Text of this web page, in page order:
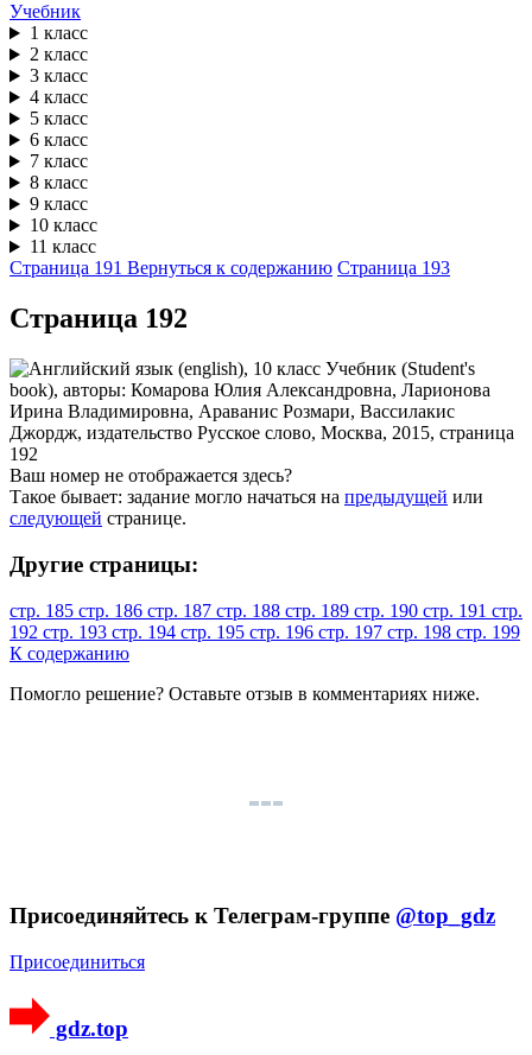
Учебник
1 класс
2 класс
3 класс
4 класс
5 класс
6 класс
7 класс
8 класс
9 класс
10 класс
11 класс
Страница 191 Вернуться к содержанию Страница 193
Cтраница 192
Ваш номер не отображается здесь?
Такое бывает: задание могло начаться на предыдущей или
следующей странице.
Другие страницы:
стр. 185 стр. 186 стр. 187 стр. 188 стр. 189 стр. 190 стр. 191 стр.
192 стр. 193 стр. 194 стр. 195 стр. 196 стр. 197 стр. 198 стр. 199
К содержанию
Помогло решение? Оставьте отзыв в комментариях ниже.
Присоединяйтесь к Телеграм-группе @top_gdz
Присоединиться
gdz.top